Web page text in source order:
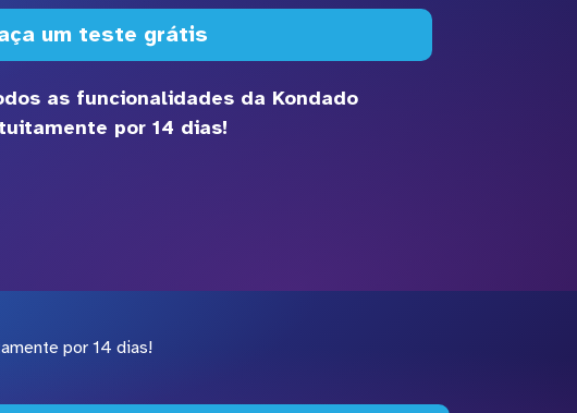
um teste grátis
as funcionalidades da Kondado
por 14 dias!
por 14 dias!